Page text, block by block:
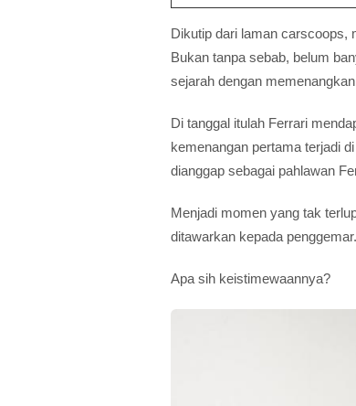
Dikutip dari laman carscoops,
Bukan tanpa sebab, belum
sejarah dengan
Di tanggal itulah Ferrari
kemenangan pertama terjadi
dianggap sebagai pahlawan
Menjadi momen yang tak
ditawarkan kepada penggemar.
Apa sih keistimewaannya?